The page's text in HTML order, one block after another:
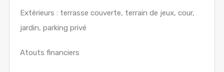
Extérieurs : terrasse couverte, terrain de jeux, cour,
jardin, parking privé
Atouts financiers